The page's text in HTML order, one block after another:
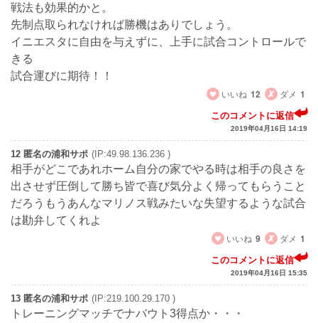
戦法も効果的かと。
先制点取られなければ勝機はありでしょう。
イニエスタに自由を与えずに、上手に試合コントロールで
きる
試合運びに期待！！
いいね 12 ダメ 1
このコメントに返信
2019年04月16日 14:19
12 匿名の浦和サポ (IP:49.98.136.236 )
相手がどこであれホーム自分の家でやる時は相手の良さを
出させず圧倒して勝ち皆で喜び気分よく帰ってもらうこと
だろうもうあんなマリノス戦みたいな失望するような試合
は勘弁してくれよ
いいね 9 ダメ 1
このコメントに返信
2019年04月16日 15:35
13 匿名の浦和サポ (IP:219.100.29.170 )
トレーニングマッチでナバウト3得点か・・・